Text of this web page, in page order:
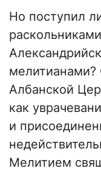
Но поступил
Албанской
как
и
Мелитием